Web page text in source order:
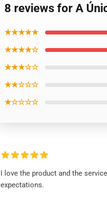
8 reviews for A
★★★★★
★★★★☆
★★★☆☆
★★☆☆☆
★☆☆☆☆
I love the product and the
expectations.